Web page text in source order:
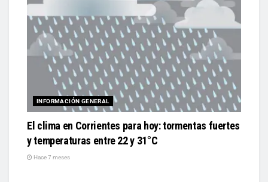
INFORMACIÓN GENERAL
El clima en Corrientes para hoy: tormentas fuertes
y temperaturas entre 22 y 31°C
Hace 7 meses